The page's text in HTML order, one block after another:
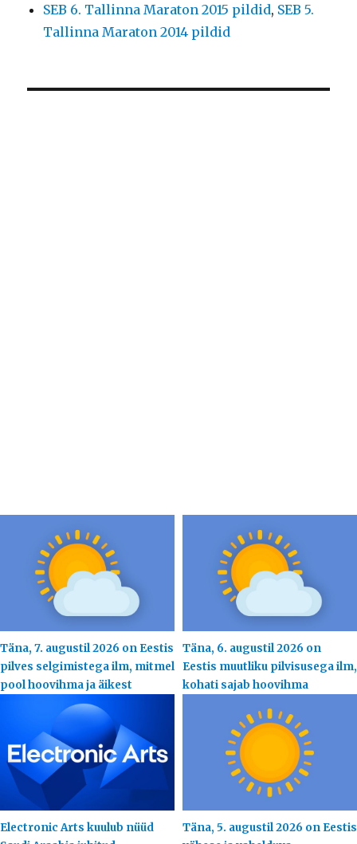
SEB 6. Tallinna Maraton 2015 pildid, SEB 5.
Tallinna Maraton 2014 pildid
Täna, 7. augustil 2026 on Eestis
pilves selgimistega ilm, mitmel
pool hoovihma ja äikest
Täna, 6. augustil 2026 on
Eestis muutliku pilvisusega ilm,
kohati sajab hoovihma
Electronic Arts kuulub nüüd
Täna, 5. augustil 2026 on Eestis